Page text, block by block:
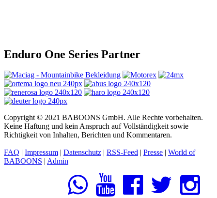
Enduro One Series Partner
Copyright © 2021 BABOONS GmbH. Alle Rechte vorbehalten.
Keine Haftung und kein Anspruch auf Vollständigkeit sowie
Richtigkeit von Inhalten, Berichten und Kommentaren.
FAQ | Impressum | Datenschutz | RSS-Feed | Presse | World of
BABOONS | Admin